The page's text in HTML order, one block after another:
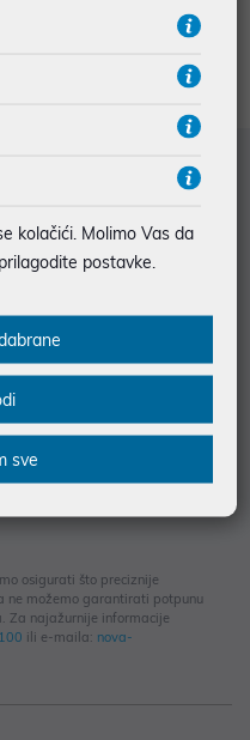
osigurati što preciznije
ne možemo garantirati potpunu
Za najažurnije informacije
ili e-maila: nova-
kolačići. Molimo Vas da
postavke.
sve